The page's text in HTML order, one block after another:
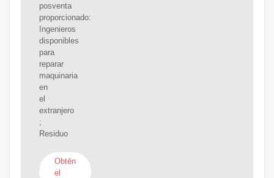
posventa
proporcionado:
Ingenieros
disponibles
para
reparar
maquinaria
en
el
extranjero
;
Residuo
Obtén
el